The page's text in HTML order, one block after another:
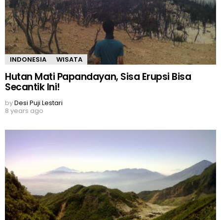
INDONESIA WISATA
Hutan Mati Papandayan, Sisa Erupsi Bisa
Secantik Ini!
byDesi Puji Lestari
8 years ago